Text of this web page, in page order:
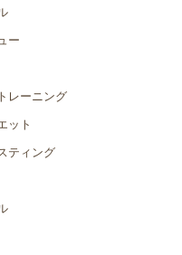
ー
レーニング
ット
ティング